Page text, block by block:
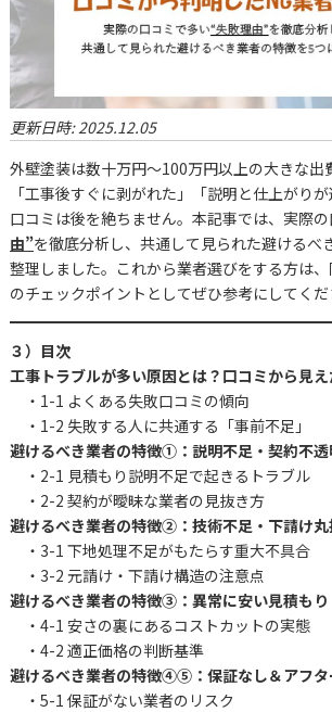
更新日時:2025.12.05
外壁塗装は数十万円〜100万円以上の大きな出
「工事後すぐに剥がれた」「説明と仕上がり
口コミは後を絶ちません。本記事では、実際
由”を徹底分析し、共通して見られた避けるべ
整理しました。これから業者選びをする方は
のチェックポイントとしてぜひ参考にしてくだ
３）目次
工事トラブルが多い原因とは？口コミから見
・1-1 よくある失敗口コミの傾向
・1-2 失敗する人に共通する「事前不足」
避けるべき業者の特徴①：説明不足・契約不
・2-1 見積もり説明不足で起きるトラブル
・2-2 契約が曖昧な業者の見抜き方
避けるべき業者の特徴②：技術不足・下請け
・3-1 下地処理不足がもたらす重大不具合
・3-2 元請け・下請け構造の注意点
避けるべき業者の特徴③：異常に安い見積もり
・4-1 安さの裏にあるコストカットの実態
・4-2 適正価格の判断基準
避けるべき業者の特徴④⑤：保証なし＆アフタ
・5-1 保証がない業者のリスク